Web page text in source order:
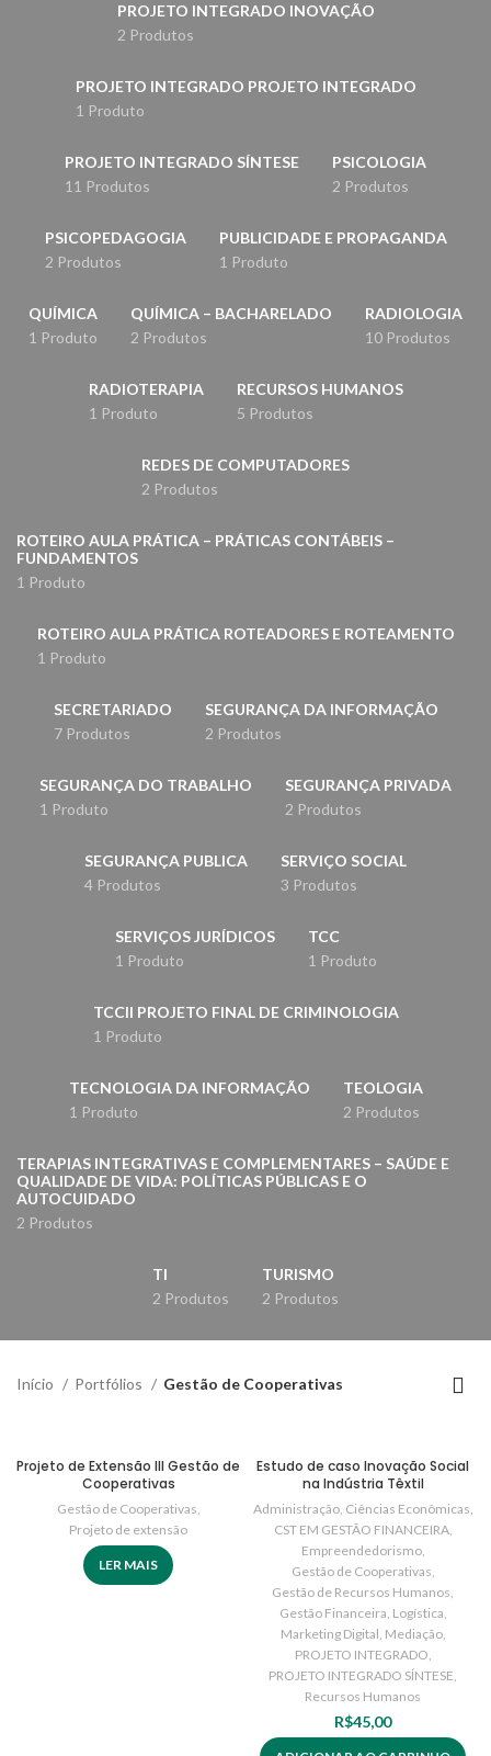
PROJETO INTEGRADO INOVAÇÃO
2 Produtos
PROJETO INTEGRADO PROJETO INTEGRADO
1 Produto
PROJETO INTEGRADO SÍNTESE
11 Produtos
PSICOLOGIA
2 Produtos
PSICOPEDAGOGIA
2 Produtos
PUBLICIDADE E PROPAGANDA
1 Produto
QUÍMICA
1 Produto
QUÍMICA – BACHARELADO
2 Produtos
RADIOLOGIA
10 Produtos
RADIOTERAPIA
1 Produto
RECURSOS HUMANOS
5 Produtos
REDES DE COMPUTADORES
2 Produtos
ROTEIRO AULA PRÁTICA – PRÁTICAS CONTÁBEIS –
FUNDAMENTOS
1 Produto
ROTEIRO AULA PRÁTICA ROTEADORES E ROTEAMENTO
1 Produto
SECRETARIADO
7 Produtos
SEGURANÇA DA INFORMAÇÃO
2 Produtos
SEGURANÇA DO TRABALHO
1 Produto
SEGURANÇA PRIVADA
2 Produtos
SEGURANÇA PUBLICA
4 Produtos
SERVIÇO SOCIAL
3 Produtos
SERVIÇOS JURÍDICOS
1 Produto
TCC
1 Produto
TCCII PROJETO FINAL DE CRIMINOLOGIA
1 Produto
TECNOLOGIA DA INFORMAÇÃO
1 Produto
TEOLOGIA
2 Produtos
TERAPIAS INTEGRATIVAS E COMPLEMENTARES – SAÚDE E
QUALIDADE DE VIDA: POLÍTICAS PÚBLICAS E O
AUTOCUIDADO
2 Produtos
TI
2 Produtos
TURISMO
2 Produtos
Início Portfólios Gestão de Cooperativas
Projeto de Extensão III Gestão de
Cooperativas
Gestão de Cooperativas,
Projeto de extensão
LER MAIS
Estudo de caso Inovação Social
na Indústria Têxtil
Administração, Ciências Econômicas,
CST EM GESTÃO FINANCEIRA,
Empreendedorismo,
Gestão de Cooperativas,
Gestão de Recursos Humanos,
Gestão Financeira, Logística,
Marketing Digital, Mediação,
PROJETO INTEGRADO,
PROJETO INTEGRADO SÍNTESE,
Recursos Humanos
R$45,00